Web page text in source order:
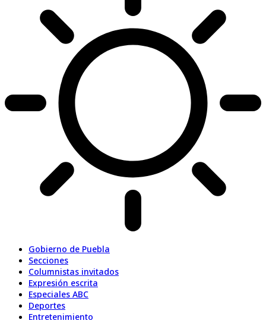
Gobierno de Puebla
Secciones
Columnistas invitados
Expresión escrita
Especiales ABC
Deportes
Entretenimiento